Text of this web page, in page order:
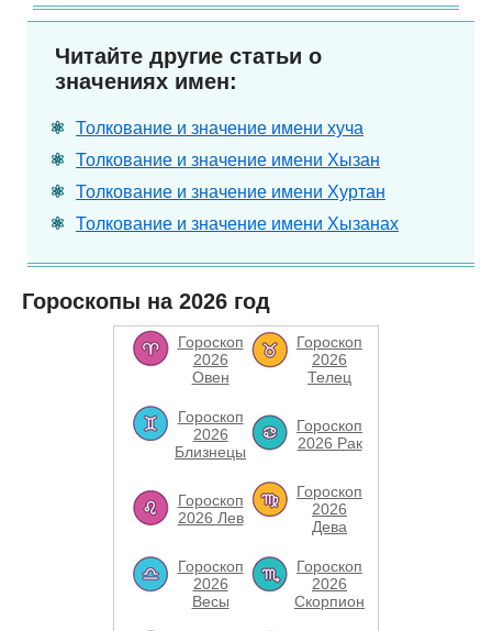
Читайте другие статьи о
значениях имен:
Толкование и значение имени хуча
Толкование и значение имени Хызан
Толкование и значение имени Хуртан
Толкование и значение имени Хызанах
Гороскопы на 2026 год
Гороскоп
2026
Овен
Гороскоп
2026
Телец
Гороскоп
2026
Близнецы
Гороскоп
2026 Рак
Гороскоп
2026 Лев
Гороскоп
2026
Дева
Гороскоп
2026
Весы
Гороскоп
2026
Скорпион